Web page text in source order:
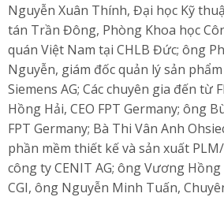
Nguyễn Xuân Thính, Đại học Kỹ
tán Trần Đông, Phòng Khoa học
quán Việt Nam tại CHLB Đức; ông
Nguyễn, giám đốc quản lý sản
Siemens AG; Các chuyên gia đến từ
Hồng Hải, CEO FPT Germany; ông
FPT Germany; Bà Thi Vân Anh
phần mềm thiết kế và sản xuất
công ty CENIT AG; ông Vương
CGI, ông Nguyễn Minh Tuấn,